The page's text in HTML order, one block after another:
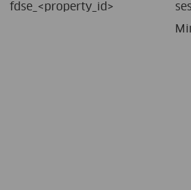
fdse_<property_id>